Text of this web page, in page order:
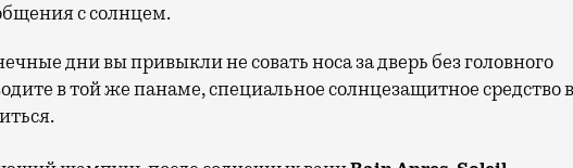
с солнцем.
дни вы привыкли не совать носа за дверь без головного
в той же панаме, специальное солнцезащитное средство